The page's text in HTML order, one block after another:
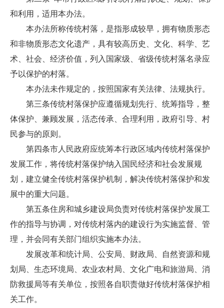
和利用，适用本办法。
本办法所称传统村落，是指形成较早，拥有物质形态
和非物质形态文化遗产，具有较高历史、文化、科学、艺
术、社会、经济价值，列入国家级、省级传统村落名录应
予以保护的村落。
本办法未作规定的，按照国家有关法律、法规执行。
第三条传统村落保护应遵循规划先行、统筹指导，整
体保护、兼顾发展，活态传承、合理利用，政府引导、村
民参与的原则。
第四条市人民政府应统筹本行政区域内传统村落保护
发展工作，将传统村落保护纳入国民经济和社会发展规
划，建立健全传统村落保护机制，解决传统村落保护和发
展中的重大问题。
第五条住房和城乡建设局负责对传统村落保护发展工
作的指导与协调，对传统村落内的建设行为实施监督、管
理，并会同有关部门组织实施本办法。
发展改革和统计局、公安局、财政局、自然资源和规
划局、生态环境局、农业农村局、文化广电和旅游局、消
防救援局等有关单位，按照各自职责做好传统村落保护相
关工作。